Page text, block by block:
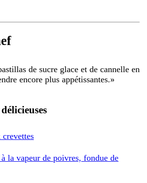
de sucre glace et de cannelle en
encore plus appétissantes.»
crevettes
la vapeur de poivres, fondue de